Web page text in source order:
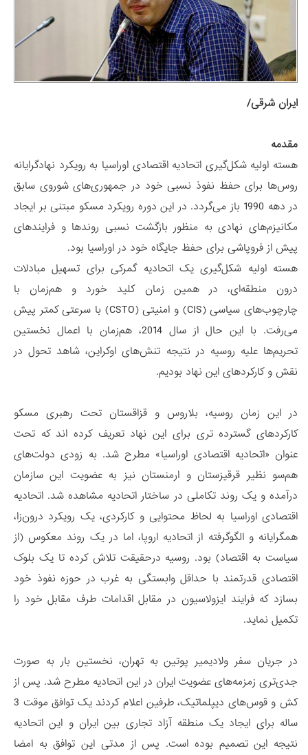
ایران شرقی/
مقدمه
هسته اولیه شکل‌گیری اتحادیه اقتصادی اوراسیا به رویکرد نهادگرایانه
روس‌ها برای حفظ نفوذ نسبی خود در جمهوری‌های شوروی سابق
در دهه 1990 باز می‌گردد. در این دوره رویکرد مسکو مبتنی بر ایجاد
مکانیزم‌های نهادی به منظور بازگشت نسبی روندها و فرایندهای
پیش از فروپاشی برای حفظ جایگاه خود در اوراسیا بود.
هسته اولیه شکل‌گیری یک اتحادیه گمرکی برای تسهیل مبادلات
درون منطقه‌ای، در همین زمان کلید خورد و هم‌زمان با
چارچوب‌های سیاسی (CIS) و امنیتی (CSTO) با سرعتی کمتر پیش
می‌رفت. با این حال از سال 2014، هم‌زمان با اعمال نخستین
تحریم‌ها علیه روسیه در نتیجه تنش‌های اوکراین، شاهد تحول در
نقش و کارکردهای این نهاد بودیم.
در این زمان روسیه، بلاروس و قزاقستان تحت رهبری مسکو
کارکردهای گسترده ‌تری برای این نهاد تعریف کرده اند که تحت
عنوان «اتحادیه اقتصادی اوراسیا» مطرح شد. به زودی دولت‌های
هم‌سو نظیر قرقیزستان و ارمنستان نیز به عضویت این سازمان
درآمده و یک روند تکاملی در ساختار اتحادیه مشاهده شد. اتحادیه
اقتصادی اوراسیا به لحاظ محتوایی و کارکردی، یک رویکرد درون‌زا،
همگرایانه و الگوگرفته از اتحادیه اروپا، اما در یک روند معکوس (از
سیاست به اقتصاد) بود. روسیه درحقیقت تلاش کرده تا یک بلوک
اقتصادی قدرتمند با حداقل وابستگی به غرب در حوزه نفوذ خود
بسازد که فرایند ایزولاسیون در مقابل اقدامات طرف مقابل خود را
تکمیل نماید.
در جریان سفر ولادیمیر پوتین به تهران، نخستین بار به صورت
جدی‌تری زمزمه‌های عضویت ایران در این اتحادیه مطرح شد. پس از
کش و قوس‌های دیپلماتیک، طرفین اعلام کردند یک توافق موقت 3
ساله برای ایجاد یک منطقه آزاد تجاری بین ایران و این اتحادیه
نتیجه این تصمیم بوده است. پس از مدتی این توافق به امضا